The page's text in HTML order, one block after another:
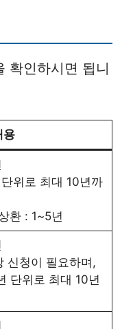
확인하시면 됩니
용
위로 최대 10년까
환 : 1~5년
신청이 필요하며,
단위로 최대 10년